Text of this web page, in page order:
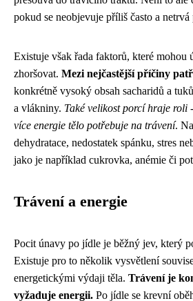
pokud se neobjevuje příliš často a
Existuje však řada faktorů, které mohou
zhoršovat. Mezi nejčastější příčiny
konkrétně vysoký obsah sacharidů a
a vlákniny. Také velikost porcí hraje roli
více energie tělo potřebuje na trávení.
dehydratace, nedostatek spánku, stres
jako je například cukrovka, anémie či
Trávení a energie
Pocit únavy po jídle je běžný jev, který
Existuje pro to několik vysvětlení
energetickými výdaji těla. Trávení je
vyžaduje energii. Po jídle se krevní